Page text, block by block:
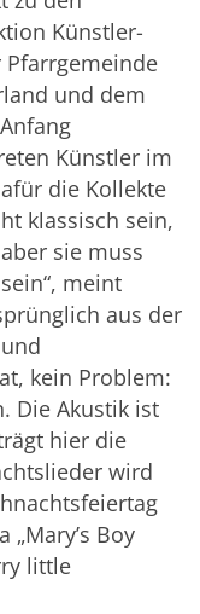
Künstler-
Pfarrgemeinde
und dem
Künstler im
die Kollekte
klassisch sein,
sie muss
meint
aus der
kein Problem:
Die Akustik ist
hier die
wird
Boy
little